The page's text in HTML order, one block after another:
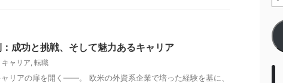
成功と挑戦、そして魅力あるキャリア
キャリア 転職
リアの扉を開く――。 欧米の外資系企業で培った経験を基に、